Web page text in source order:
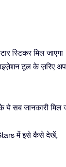
स्टिकर मिल
टूल के ज़रिए
सब जानकारी मिल
में इसे कैसे देखें,